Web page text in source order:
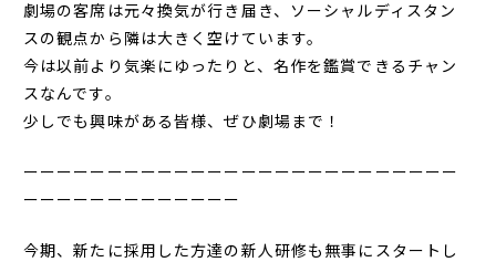
劇場の客席は元々換気が行き届き、ソーシャルディスタン
スの観点から隣は大きく空けています。
今は以前より気楽にゆったりと、名作を鑑賞できるチャン
スなんです。
少しでも興味がある皆様、ぜひ劇場まで！
ーーーーーーーーーーーーーーーーーーーーーーーーーー
ーーーーーーーーーーーーー
今期、新たに採用した方達の新人研修も無事にスタートし